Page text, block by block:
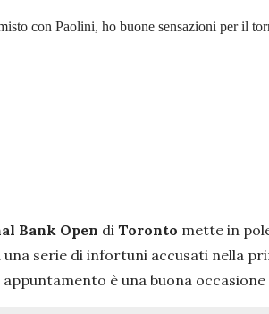
con Paolini, ho buone sensazioni per il
Bank Open di Toronto mette in
serie di infortuni accusati nella
è una buona